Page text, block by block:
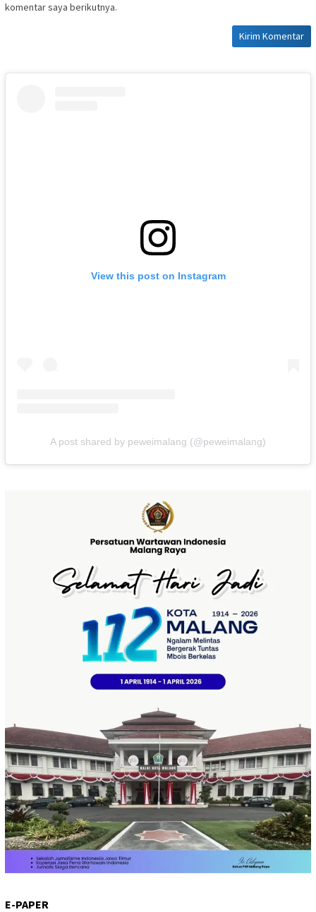
komentar saya berikutnya.
View this post on Instagram
A post shared by peweimalang (@peweimalang)
E-PAPER